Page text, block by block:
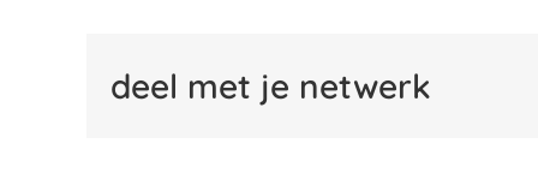
deel met je netwerk